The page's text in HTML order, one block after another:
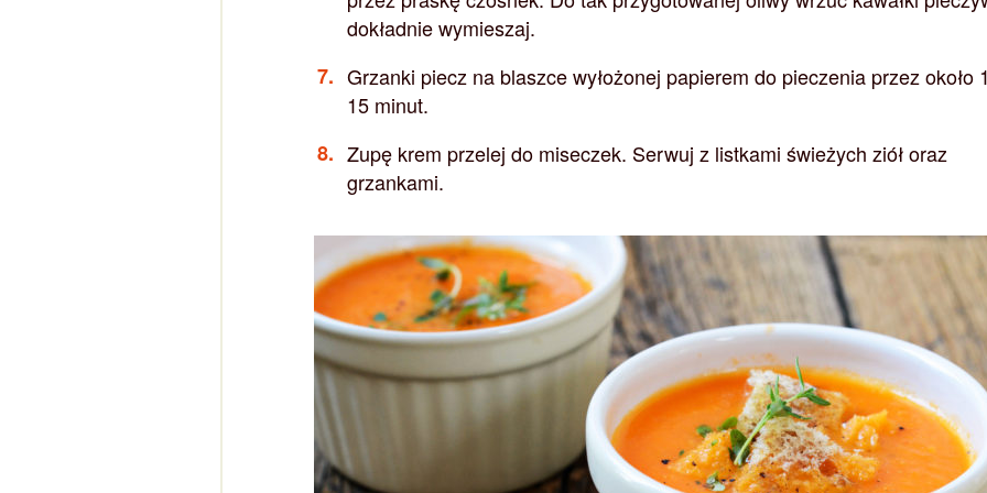
dokładnie wymieszaj.
Grzanki piecz na blaszce wyłożonej papierem do pieczenia przez około
15 minut.
Zupę krem przelej do miseczek. Serwuj z listkami świeżych ziół oraz
grzankami.